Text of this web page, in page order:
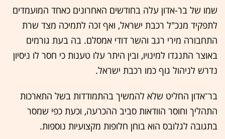
שמו של בר-אדון עלה בחודשים האחרונים כאחד המועמדים
לתפקיד מנכ"ל רכבת ישראל, ואף זכה לתמיכה מצד שרת
התחבורה מירי רגב והשר דודי אמסלם. בה בעת גורמים
באוצר התנגדו למינויו, ובין היתר עלו טענות כי חסר לו ניסיון
נדרש לניהול גוף כמו רכבת ישראל.
בר־אדון החליט שלא להמשיך בהתמודדות בשל התארכות
התהליך וחוסר הוודאות סביב ההכרעה, וכעת כפי שמסר
בתגובה לגלובס הוא בוחן חלופות מקצועיות נוספות.